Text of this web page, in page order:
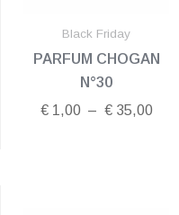
Black Friday
PARFUM CHOGAN
N°30
€1,00 – €35,00